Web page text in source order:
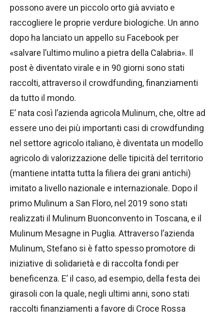
possono avere un piccolo orto già avviato e
raccogliere le proprie verdure biologiche. Un anno
dopo ha lanciato un appello su Facebook per
«salvare l’ultimo mulino a pietra della Calabria». Il
post è diventato virale e in 90 giorni sono stati
raccolti, attraverso il crowdfunding, finanziamenti
da tutto il mondo.
E’ nata così l’azienda agricola Mulinum, che, oltre ad
essere uno dei più importanti casi di crowdfunding
nel settore agricolo italiano, è diventata un modello
agricolo di valorizzazione delle tipicità del territorio
(mantiene intatta tutta la filiera dei grani antichi)
imitato a livello nazionale e internazionale. Dopo il
primo Mulinum a San Floro, nel 2019 sono stati
realizzati il Mulinum Buonconvento in Toscana, e il
Mulinum Mesagne in Puglia. Attraverso l’azienda
Mulinum, Stefano si è fatto spesso promotore di
iniziative di solidarietà e di raccolta fondi per
beneficenza. E’ il caso, ad esempio, della festa dei
girasoli con la quale, negli ultimi anni, sono stati
raccolti finanziamenti a favore di Croce Rossa